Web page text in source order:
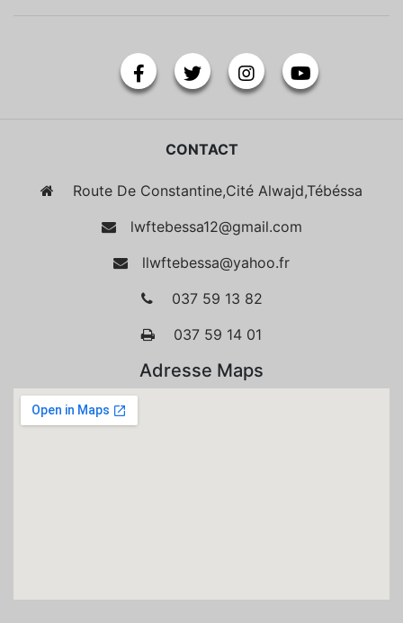
CONTACT
Route De Constantine,Cité Alwajd,Tébéssa
lwftebessa12@gmail.com
llwftebessa@yahoo.fr
037 59 13 82
037 59 14 01
Adresse Maps